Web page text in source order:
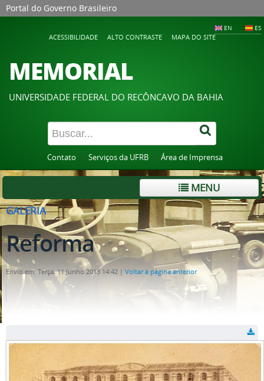
Portal do Governo Brasileiro
EN ES
ACESSIBILIDADE ALTO CONTRASTE MAPA DO SITE
MEMORIAL
UNIVERSIDADE FEDERAL DO RECÔNCAVO DA BAHIA
Contato Serviços da UFRB Área de Imprensa
MENU
GALERIA
Reforma
Envio em: Terça, 11 Junho 2013 14:42 | Voltar à página anterior